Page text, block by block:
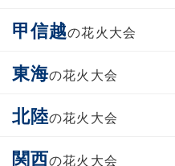
甲信越の花火大会
東海の花火大会
北陸の花火大会
関西の花火大会